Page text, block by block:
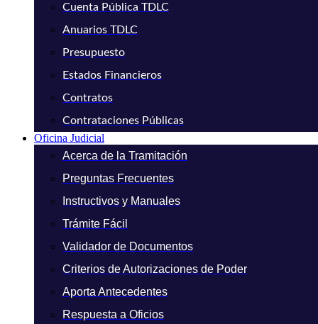
Cuenta Pública TDLC
Anuarios TDLC
Presupuesto
Estados Financieros
Contratos
Contrataciones Públicas
Oficina Judicial
Acerca de la Tramitación
Preguntas Frecuentes
Instructivos y Manuales
Trámite Fácil
Validador de Documentos
Criterios de Autorizaciones de Poder
Aporta Antecedentes
Respuesta a Oficios